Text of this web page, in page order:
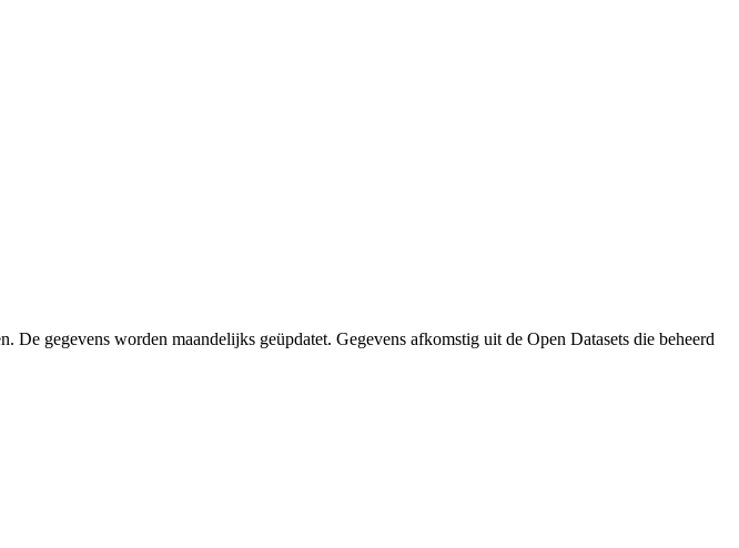
gegevens worden maandelijks geüpdatet. Gegevens afkomstig uit de Open Datasets die beheerd